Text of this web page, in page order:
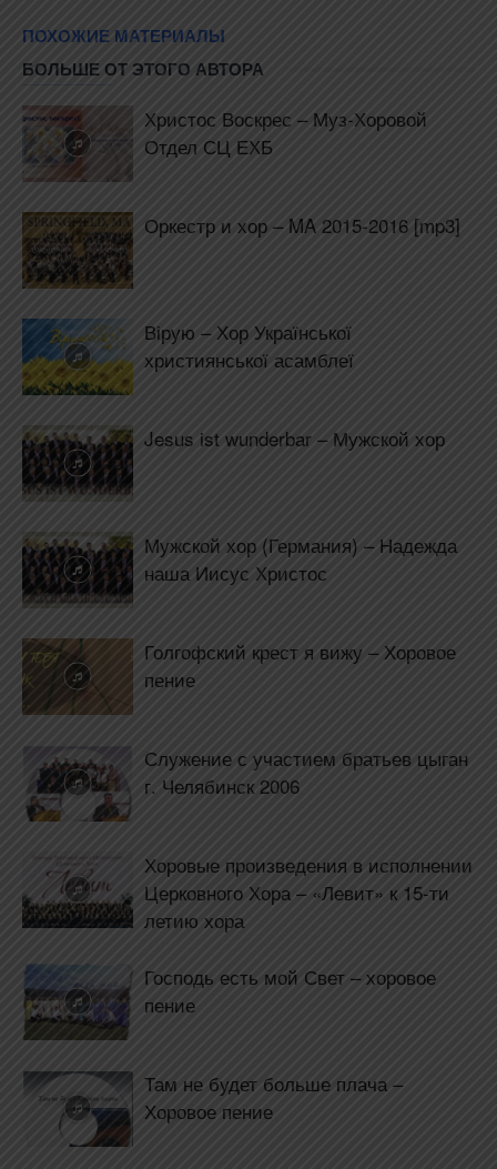
ПОХОЖИЕ МАТЕРИАЛЫ
БОЛЬШЕ ОТ ЭТОГО АВТОРА
Христос Воскрес – Муз-Хоровой
Отдел СЦ ЕХБ
Оркестр и хор – MA 2015-2016 [mp3]
Вірую – Хор Української
християнської асамблеї
Jesus ist wunderbar – Мужской хор
Мужской хор (Германия) – Надежда
наша Иисус Христос
Голгофский крест я вижу – Хоровое
пение
Служение с участием братьев цыган
г. Челябинск 2006
Хоровые произведения в исполнении
Церковного Хора – «Левит» к 15-ти
летию хора
Господь есть мой Свет – хоровое
пение
Там не будет больше плача –
Хоровое пение